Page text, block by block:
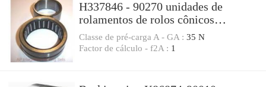
H337846 - 90270 unidades de
rolamentos de rolos cônicos
compactos
Classe de pré-carga A - GA : 35 N
Factor de cálculo - f2A : 1